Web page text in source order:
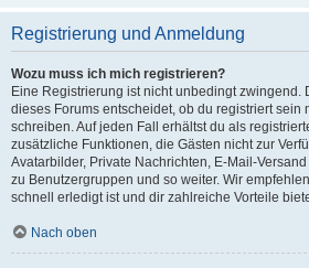
Registrierung und Anmeldung
Wozu muss ich mich registrieren?
Eine Registrierung ist nicht unbedingt zwingend.
dieses Forums entscheidet, ob du registriert sein
schreiben. Auf jeden Fall erhältst du als
zusätzliche Funktionen, die Gästen nicht zur
Avatarbilder, Private Nachrichten, E-Mail-
zu Benutzergruppen und so weiter. Wir
schnell erledigt ist und dir zahlreiche Vorteile
Nach oben